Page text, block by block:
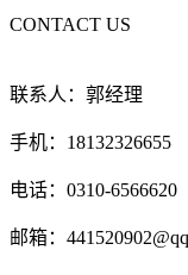
CONTACT US
联系人：郭经理
手机：18132326655
电话：0310-6566620
邮箱：